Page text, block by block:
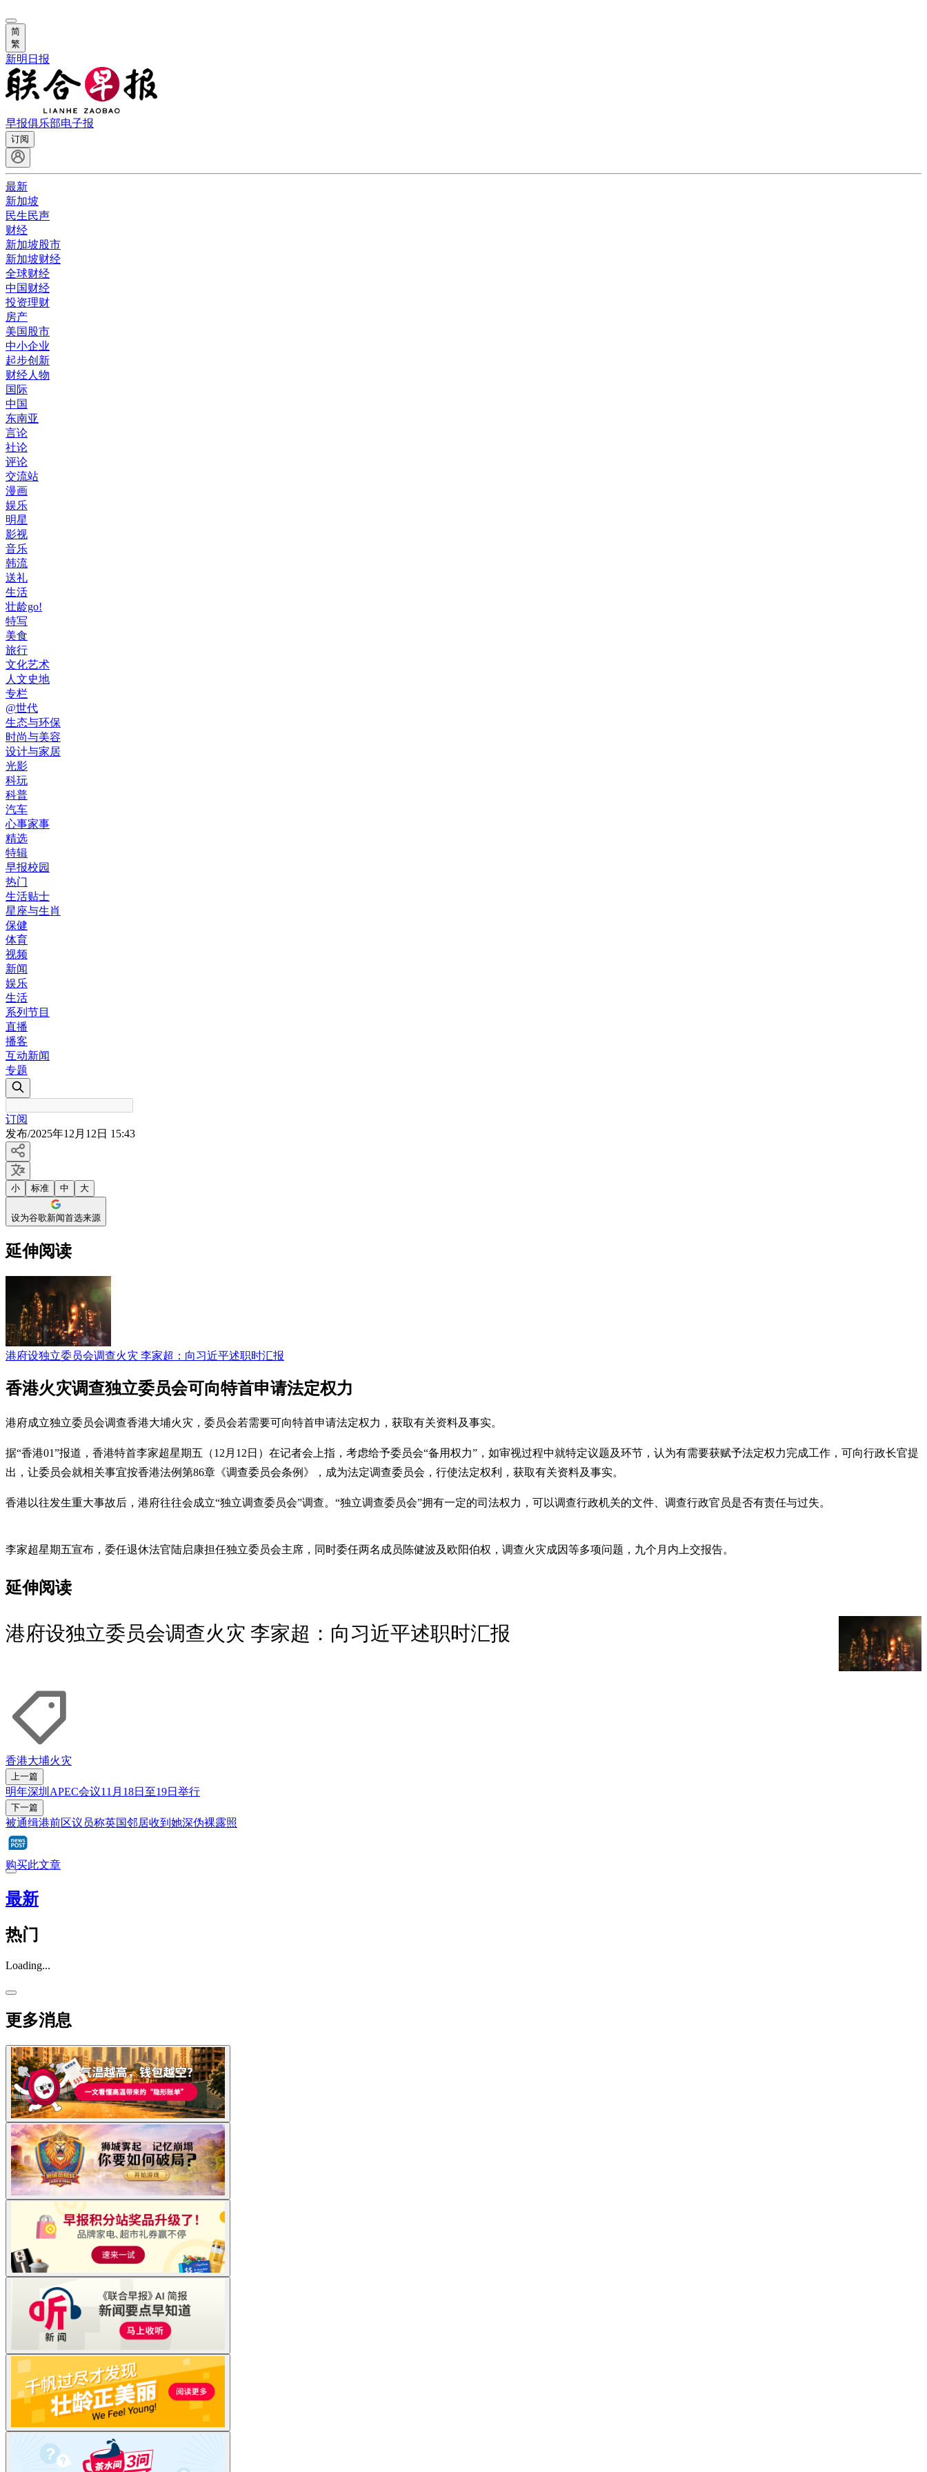
简
繁
新明日报
早报俱乐部电子报
订阅
最新
新加坡
民生民声
财经
新加坡股市
新加坡财经
全球财经
中国财经
投资理财
房产
美国股市
中小企业
起步创新
财经人物
国际
中国
东南亚
言论
社论
评论
交流站
漫画
娱乐
明星
影视
音乐
韩流
送礼
生活
壮龄go!
特写
美食
旅行
文化艺术
人文史地
专栏
@世代
生态与环保
时尚与美容
设计与家居
光影
科玩
科普
汽车
心事家事
精选
特辑
早报校园
热门
生活贴士
星座与生肖
保健
体育
视频
新闻
娱乐
生活
系列节目
直播
播客
互动新闻
专题
订阅
发布/2025年12月12日 15:43
小 标准 中 大
设为谷歌新闻首选来源
延伸阅读
港府设独立委员会调查火灾 李家超：向习近平述职时汇报
香港火灾调查独立委员会可向特首申请法定权力
港府成立独立委员会调查香港大埔火灾，委员会若需要可向特首申请法定权力，获取有关资料及事实。
据“香港01”报道，香港特首李家超星期五（12月12日）在记者会上指，考虑给予委员会“备用权力”，如审视过程中就特定议题及环节，认为有需要获赋予法定权力完成工作，可向行政长官提
出，让委员会就相关事宜按香港法例第86章《调查委员会条例》，成为法定调查委员会，行使法定权利，获取有关资料及事实。
香港以往发生重大事故后，港府往往会成立“独立调查委员会”调查。“独立调查委员会”拥有一定的司法权力，可以调查行政机关的文件、调查行政官员是否有责任与过失。
李家超星期五宣布，委任退休法官陆启康担任独立委员会主席，同时委任两名成员陈健波及欧阳伯权，调查火灾成因等多项问题，九个月内上交报告。
延伸阅读
港府设独立委员会调查火灾 李家超：向习近平述职时汇报
香港大埔火灾
上一篇
明年深圳APEC会议11月18日至19日举行
下一篇
被通缉港前区议员称英国邻居收到她深伪裸露照
购买此文章
最新
热门
Loading...
更多消息